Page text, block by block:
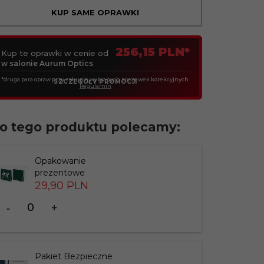
KUP SAME OPRAWKI
Kup te oprawki w cenie od 256,15 PLN*
w salonie Aurum Optics
*druga para opraw przy zakupie wybranych soczewek korekcyjnych
SZCZEGÓŁY PROMOCJI
Regulamin
tego produktu polecamy:
Opakowanie
prezentowe
29,90 PLN
dla
Pakiet Bezpieczne